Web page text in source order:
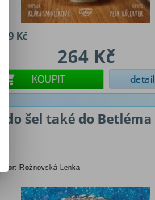
329 Kč
264 Kč
KOUPIT detail
Kdo šel také do Betléma
Autor: Rožnovská Lenka